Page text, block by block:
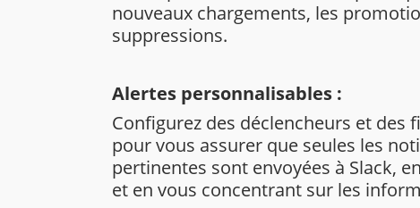
nouveaux chargements, les
suppressions.
Alertes personnalisables :
Configurez des déclencheurs et des
pour vous assurer que seules les
pertinentes sont envoyées à Slack,
et en vous concentrant sur les